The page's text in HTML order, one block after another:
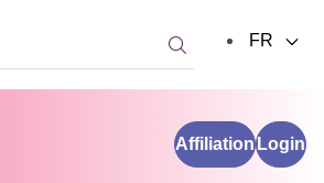
Affiliation Login
Search:
FR